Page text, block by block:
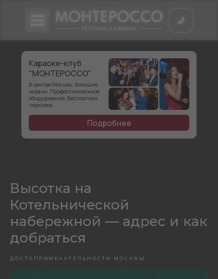
Караоке-клуб
"МОНТЕРОССО"
Подробнее
В центре Москвы. Большие
экраны. Профессиональное
оборудование. Бесплатная
парковка.
Высотка на
Котельнической
набережной — адрес и как
добраться
ДОСТОПРИМЕЧАТЕЛЬНОСТИ МОСКВЫ